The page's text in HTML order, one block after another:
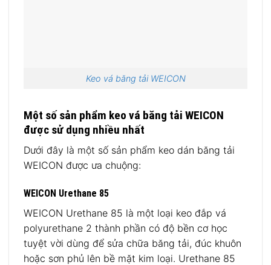
Keo vá băng tải WEICON
Một số sản phẩm keo vá băng tải WEICON
được sử dụng nhiều nhất
Dưới đây là một số sản phẩm keo dán băng tải
WEICON được ưa chuộng:
WEICON Urethane 85
WEICON Urethane 85 là một loại keo đắp vá
polyurethane 2 thành phần có độ bền cơ học
tuyệt vời dùng để sửa chữa băng tải, đúc khuôn
hoặc sơn phủ lên bề mặt kim loại. Urethane 85